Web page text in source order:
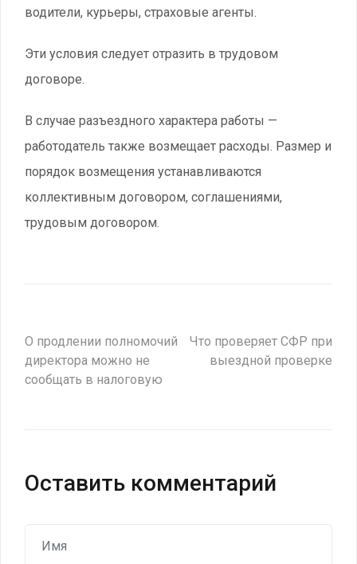
водители, курьеры, страховые агенты.
Эти условия следует отразить в трудовом
договоре.
В случае разъездного характера работы —
работодатель также возмещает расходы. Размер и
порядок возмещения устанавливаются
коллективным договором, соглашениями,
трудовым договором.
Навигация
по
О продлении полномочий
директора можно не
сообщать в налоговую
Что проверяет СФР при
выездной проверке
Оставить комментарий